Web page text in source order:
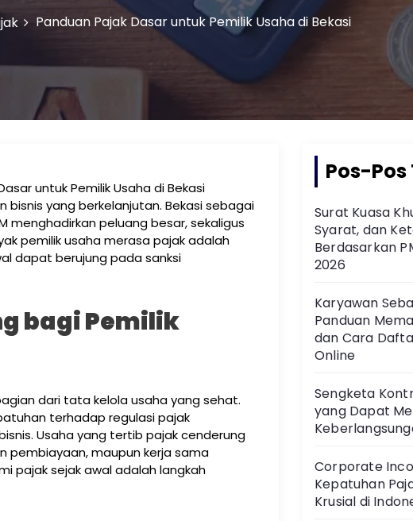
Panduan Pajak Dasar untuk Pemilik Usaha di Bekasi
untuk Pemilik Usaha di Bekasi
yang berkelanjutan. Bekasi sebagai
menghadirkan peluang besar, sekaligus
pemilik usaha merasa pajak adalah
dapat berujung pada sanksi
bagi Pemilik
dari tata kelola usaha yang sehat.
terhadap regulasi pajak
Usaha yang tertib pajak cenderung
pembiayaan, maupun kerja sama
pajak sejak awal adalah langkah
Pos-
Surat Kuasa
Syarat, dan
Berdasarkan
2026
Karyawan
Panduan
dan Cara
Online
Sengketa
yang Dapat
Corporate
Kepatuhan
Krusial di